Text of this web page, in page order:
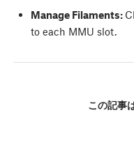
Manage Filaments:
to each MMU slot.
この記事